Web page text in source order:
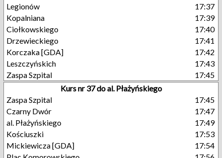
Legionów
17:37
Kopalniana
17:39
Ciołkowskiego
17:40
Drzewieckiego
17:41
Korczaka [GDA]
17:42
Leszczyńskich
17:43
Zaspa Szpital
17:45
Kurs nr 37 do al. Płażyńskiego
Zaspa Szpital
17:45
Czarny Dwór
17:47
al. Płażyńskiego
17:49
Kościuszki
17:53
Mickiewicza [GDA]
17:54